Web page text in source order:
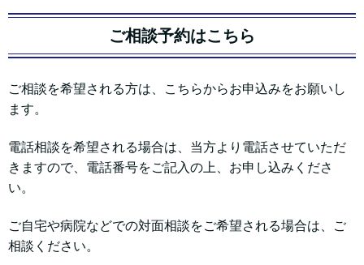
ご相談予約はこちら
ご相談を希望される方は、こちらからお申込みをお願いし
ます。
電話相談を希望される場合は、当方より電話させていただ
きますので、電話番号をご記入の上、お申し込みくださ
い。
ご自宅や病院などでの対面相談をご希望される場合は、ご
相談ください。